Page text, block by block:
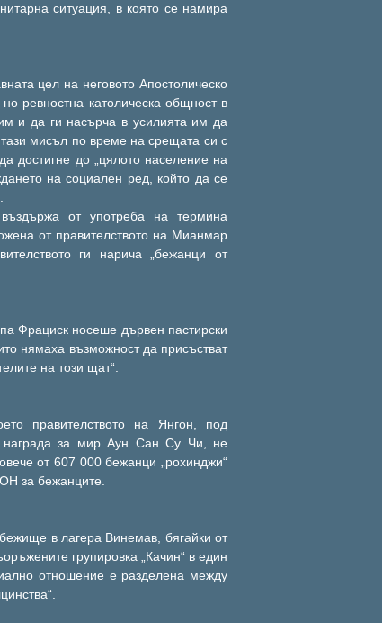
ситуация, в която се намира
цел на неговото Апостолическо
ревностна католическа общност в
и да ги насърча в усилията им да
тази мисъл по време на срещата си с
достигне до „цялото население на
на социален ред, който да се
от употреба на термина
от правителството на Мианмар
ги нарича „бежанци от
Фрациск носеше дървен пастирски
нямаха възможност да присъстват
на този щат“.
правителството на Янгон, под
награда за мир Аун Сан Су Чи, не
от 607 000 бежанци „рохинджи“
за бежанците.
в лагера Винемав, бягайки от
групировка „Качин“ в един
отношение е разделена между